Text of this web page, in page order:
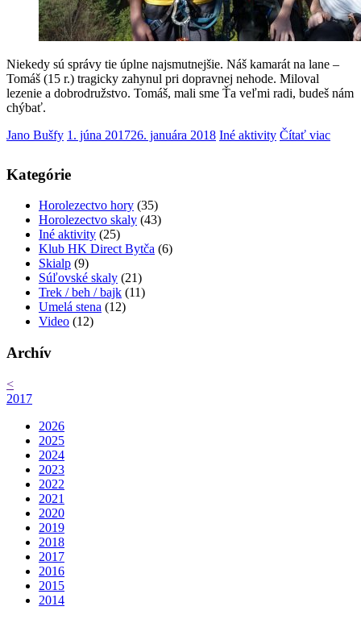
Niekedy sú správy tie úplne najsmutnejšie. Náš kamarát na lane –
Tomáš (15 r.) tragicky zahynul pri dopravnej nehode. Miloval
lezenie a dobrodružstvo. Tomáš, mali sme Ťa veľmi radi, budeš nám
chýbať.
Jano Bušfy 1. júna 201726. januára 2018 Iné aktivity Čítať viac
Kategórie
Horolezectvo hory (35)
Horolezectvo skaly (43)
Iné aktivity (25)
Klub HK Direct Bytča (6)
Skialp (9)
Súľovské skaly (21)
Trek / beh / bajk (11)
Umelá stena (12)
Video (12)
Archív
<
2017
2026
2025
2024
2023
2022
2021
2020
2019
2018
2017
2016
2015
2014